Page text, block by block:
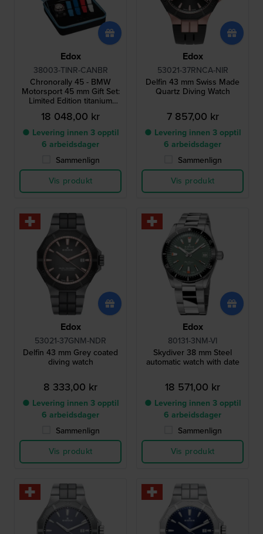
Edox
38003-TINR-CANBR
Chronorally 45 - BMW
Motorsport 45 mm Gift Set:
Limited Edition titanium
Swiss chronograph with 4
extra straps
18 048,00 kr
● Levering innen 3 opptil
6 arbeidsdager
Sammenlign
Vis produkt
Edox
53021-37RNCA-NIR
Delfin 43 mm Swiss Made
Quartz Diving Watch
7 857,00 kr
● Levering innen 3 opptil
6 arbeidsdager
Sammenlign
Vis produkt
Edox
53021-37GNM-NDR
Delfin 43 mm Grey coated
diving watch
8 333,00 kr
● Levering innen 3 opptil
6 arbeidsdager
Sammenlign
Vis produkt
Edox
80131-3NM-VI
Skydiver 38 mm Steel
automatic watch with date
18 571,00 kr
● Levering innen 3 opptil
6 arbeidsdager
Sammenlign
Vis produkt